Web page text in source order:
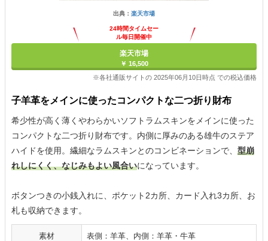
出典： 楽天市場
24時間タイムセー
ル毎日開催中
楽天市場
￥ 16,500
※各社通販サイトの 2025年06月10日時点 での税込価格
子羊革をメインに使ったコンパクトな二つ折り財布
希少性が高く薄くやわらかいソフトラムスキンをメインに使った
コンパクトな二つ折り財布です。内側に厚みのある雄牛のステア
ハイドを使用。繊細なラムスキンとのコンビネーションで、 型崩
れしにくく、なじみもよい風合いになっています。
ボタンつきの小銭入れに、ポケット2カ所、カード入れ3カ所、お
札も収納できます。
素材 表側：羊革、内側：羊革・牛革